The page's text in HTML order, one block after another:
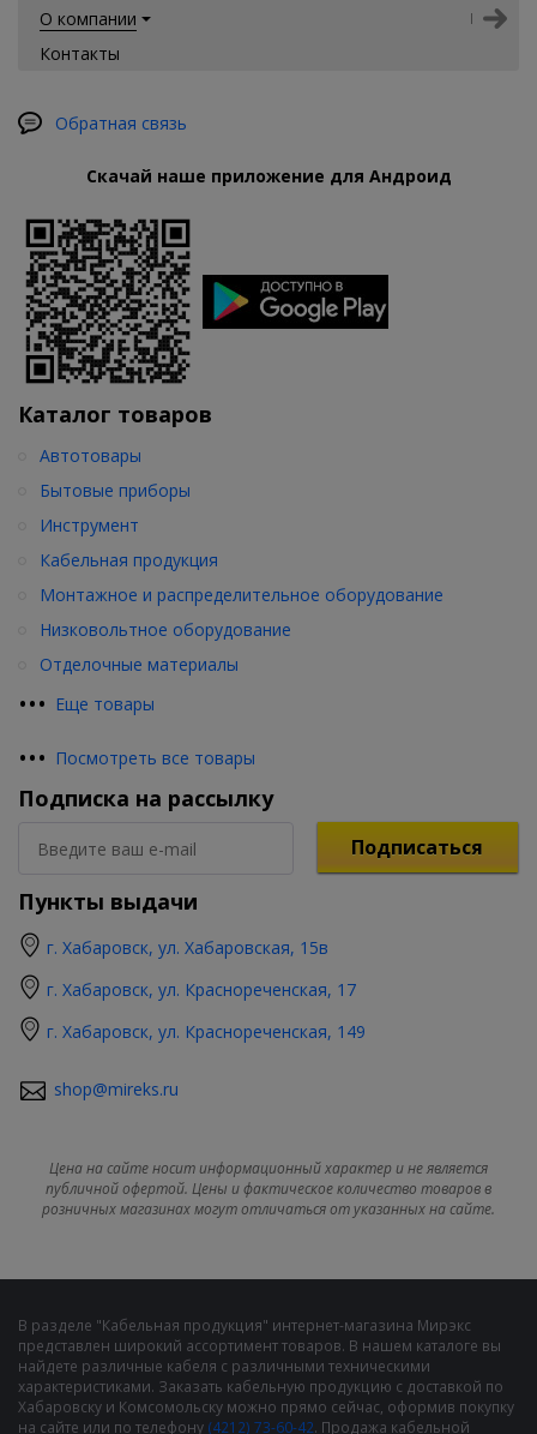
О компании
Контакты
Обратная связь
Скачай наше приложение для Андроид
Каталог товаров
••• Еще товары
Автотовары
Бытовые приборы
Инструмент
Кабельная продукция
Монтажное и распределительное оборудование
Низковольтное оборудование
Отделочные материалы
••• Посмотреть все товары
Подписка на рассылку
Подписаться
Пункты выдачи
г. Хабаровск, ул. Хабаровская, 15в
г. Хабаровск, ул. Краснореченская, 17
г. Хабаровск, ул. Краснореченская, 149
shop@mireks.ru
Цена на сайте носит информационный характер и не является
публичной офертой. Цены и фактическое количество товаров в
розничных магазинах могут отличаться от указанных на сайте.
В разделе "Кабельная продукция" интернет-магазина Мирэкс
представлен широкий ассортимент товаров. В нашем каталоге вы
найдете различные кабеля с различными техническими
характеристиками. Заказать кабельную продукцию с доставкой по
Хабаровску и Комсомольску можно прямо сейчас, оформив покупку
на сайте или по телефону (4212) 73-60-42. Продажа кабельной